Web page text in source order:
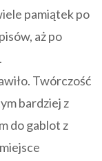
pamiątek po
aż po
Twórczość
bardziej z
do gablot z